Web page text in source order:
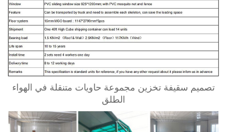
تصميم سقيفة تخزين مجموعة حاويات متنقلة في الهواء
الطلق